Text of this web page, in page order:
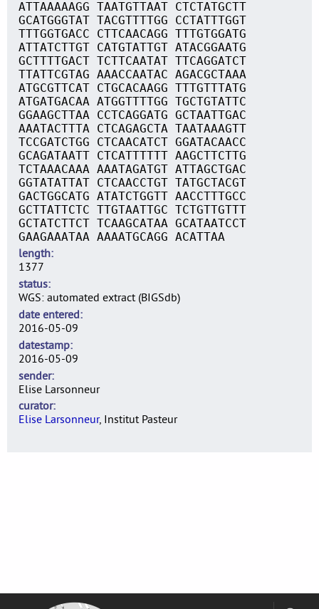
ATTAAAAAGG TAATGTTAAT CTCTATGCTT
GCATGGGTAT TACGTTTTGG CCTATTTGGT
TTTGGTGACC CTTCAACAGG TTTGTGGATG
ATTATCTTGT CATGTATTGT ATACGGAATG
GCTTTTGACT TCTTCAATAT TTCAGGATCT
TTATTCGTAG AAACCAATAC AGACGCTAAA
ATGCGTTCAT CTGCACAAGG TTTGTTTATG
ATGATGACAA ATGGTTTTGG TGCTGTATTC
GGAAGCTTAA CCTCAGGATG GCTAATTGAC
AAATACTTTA CTCAGAGCTA TAATAAAGTT
TCCGATCTGG CTCAACATCT GGATACAACC
GCAGATAATT CTCATTTTTT AAGCTTCTTG
TCTAAACAAA AAATAGATGT ATTAGCTGAC
GGTATATTAT CTCAACCTGT TATGCTACGT
GACTGGCATG ATATCTGGTT AACCTTTGCC
GCTTATTCTC TTGTAATTGC TCTGTTGTTT
GCTATCTTCT TCAAGCATAA GCATAATCCT
GAAGAAATAA AAAATGCAGG ACATTAA
length
1377
status
WGS: automated extract (BIGSdb)
date entered
2016-05-09
datestamp
2016-05-09
sender
Elise Larsonneur
curator
Elise Larsonneur, Institut Pasteur